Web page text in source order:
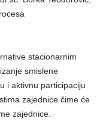
stacionarnim
smislene
i aktivnu participaciju
zajednice čime će
zajednice.